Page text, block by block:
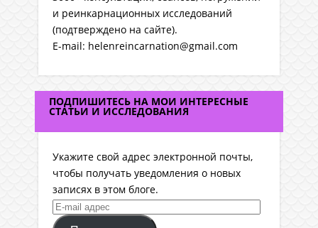
и реинкарнационных исследований
(подтверждено на сайте).
E-mail: helenreincarnation@gmail.com
ПОДПИШИТЕСЬ НА МОИ ИНТЕРЕСНЫЕ
СТАТЬИ И ИССЛЕДОВАНИЯ
Укажите свой адрес электронной почты,
чтобы получать уведомления о новых
записях в этом блоге.
E-
mail